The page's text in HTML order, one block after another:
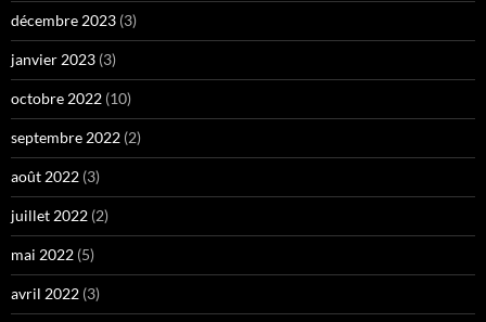
décembre 2023 (3)
janvier 2023 (3)
octobre 2022 (10)
septembre 2022 (2)
août 2022 (3)
juillet 2022 (2)
mai 2022 (5)
avril 2022 (3)